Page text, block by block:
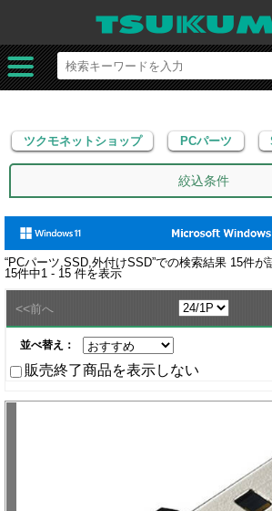
ツクモネットショップ PCパーツ
ツクモネットショップ PCパーツ
絞込条件
“PCパーツ,SSD,外付けSSD”での検索結果 15件が
15件中1 - 15 件を表示
<<前へ
並べ替え：
販売終了商品を表示しない